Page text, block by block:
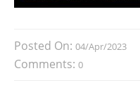
Posted On: 04/Apr/2023
Comments: 0